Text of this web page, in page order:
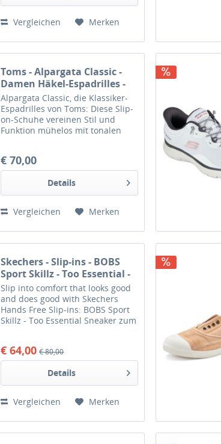
Vergleichen Merken
Toms - Alpargata Classic -
Damen Häkel-Espadrilles -
Beige/Braun (Almond Multi)
Alpargata Classic, die Klassiker-
Espadrilles von Toms: Diese Slip-
on-Schuhe vereinen Stil und
Funktion mühelos mit tonalen
ergänzt durch CloudBound-
Einlegesohlen für erstklassigen...
€ 70,00
Details
Vergleichen Merken
Skechers - Slip-ins - BOBS
Sport Skillz - Too Essential -
Damen Sneaker zum
Reinschlüpfen - Natural/
Slip into comfort that looks good
and does good with Skechers
Hands Free Slip-ins: BOBS Sport
Skillz - Too Essential Sneaker zum
ist mit dem exklusiven Skechers
Fersenkissen...
€ 64,00 € 80,00
Details
Vergleichen Merken